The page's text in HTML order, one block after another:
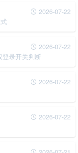
2026-07-22
2026-07-22
录开关判断
2026-07-22
2026-07-22